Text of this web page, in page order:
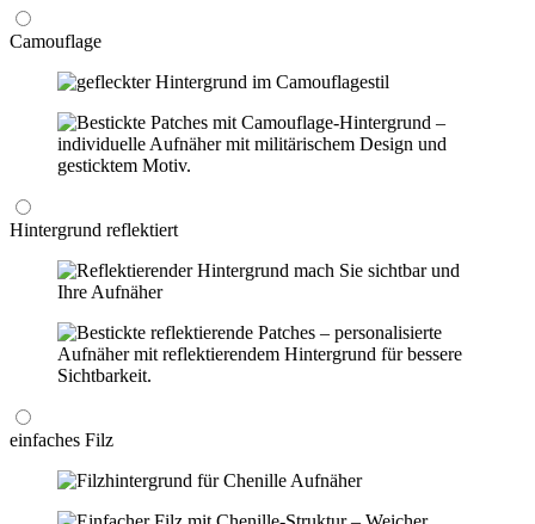
Camouflage
Hintergrund reflektiert
einfaches Filz